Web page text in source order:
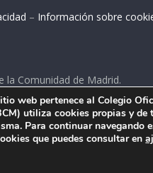
– Información sobre
la Comunidad de Madrid.
28003 Madrid.
web pertenece al Colegio
utiliza cookies propias y
Para continuar navegando
que puedes consultar en